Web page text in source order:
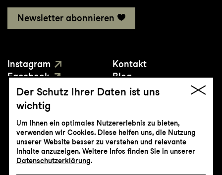
Newsletter abonnieren
Instagram
Facebook
YouTube
Kontakt
Blog
Presse
© Genossenschaft Konzert und Theater
Der Schutz Ihrer Daten ist uns
wichtig
Um Ihnen ein optimales Nutzererlebnis zu bieten,
verwenden wir Cookies. Diese helfen uns, die Nutzung
unserer Website besser zu verstehen und relevante
Inhalte anzuzeigen. Weitere Infos finden Sie in unserer
Datenschutzerklärung.